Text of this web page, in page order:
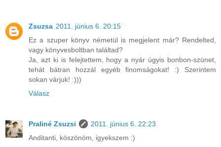
Zsuzsa 2011. június 6. 20:15
Ez a szuper könyv németül is megjelent már? Rendelted,
vagy könyvesboltban találtad?
Ja, azt ki is felejtettem, hogy a nyár úgyis bonbon-szünet,
tehát bátran hozzál egyéb finomságokat! :) Szerintem
sokan várjuk! :)))
Válasz
Praliné Zsuzsi
2011. június 6. 22:23
Anditanti, köszönöm, igyekszem :)